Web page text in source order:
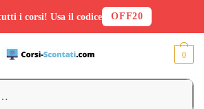
0
i corsi! Usa il codice OFF20